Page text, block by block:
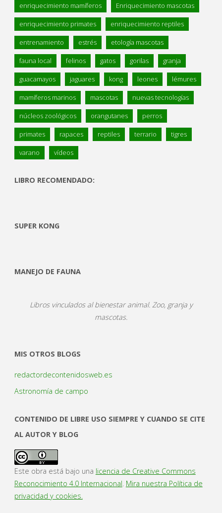
enriquecimiento mamíferos Enriquecimiento mascotas
enriquecimiento primates enriquecimiento reptiles
entrenamiento estrés etología mascotas
fauna local felinos gatos gorilas granja
guacamayos jaguares kong leones lémures
mamíferos marinos mascotas nuevas tecnologías
núcleos zoológicos orangutanes perros
primates rapaces reptiles terrario tigres
varano vídeos
LIBRO RECOMENDADO:
SUPER KONG
MANEJO DE FAUNA
Libros vinculados al bienestar animal. Zoo, granja y
mascotas.
MIS OTROS BLOGS
redactordecontenidosweb.es
Astronomía de campo
CONTENIDO DE LIBRE USO SIEMPRE Y CUANDO SE CITE
AL AUTOR Y BLOG
Este obra está bajo una licencia de Creative Commons
Reconocimiento 4.0 Internacional Mira nuestra Política de
privacidad y cookies.